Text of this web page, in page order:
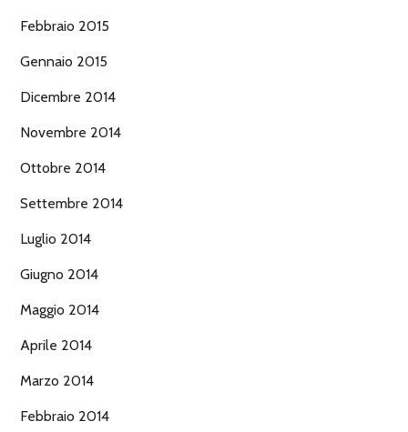
Febbraio 2015
Gennaio 2015
Dicembre 2014
Novembre 2014
Ottobre 2014
Settembre 2014
Luglio 2014
Giugno 2014
Maggio 2014
Aprile 2014
Marzo 2014
Febbraio 2014